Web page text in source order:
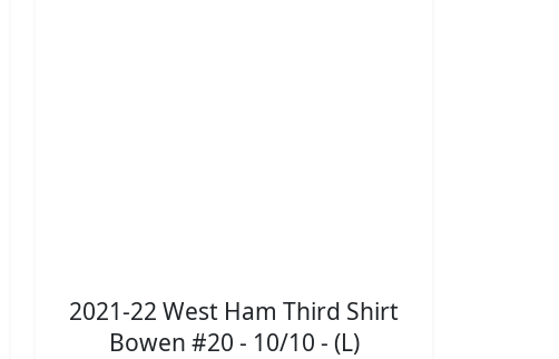
2021-22 West Ham Third Shirt
Bowen #20 - 10/10 - (L)